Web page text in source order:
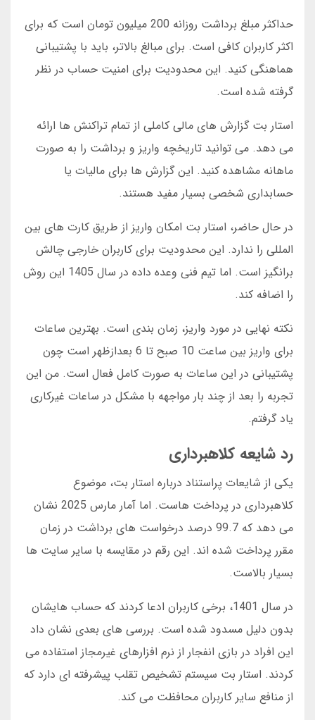
حداکثر مبلغ برداشت روزانه 200 میلیون تومان است که برای
اکثر کاربران کافی است. برای مبالغ بالاتر، باید با پشتیبانی
هماهنگی کنید. این محدودیت برای امنیت حساب در نظر
گرفته شده است.
استار بت گزارش های مالی کاملی از تمام تراکنش ها ارائه
می دهد. می توانید تاریخچه واریز و برداشت را به صورت
ماهانه مشاهده کنید. این گزارش ها برای مالیات یا
حسابداری شخصی بسیار مفید هستند.
در حال حاضر، استار بت امکان واریز از طریق کارت های بین
المللی را ندارد. این محدودیت برای کاربران خارجی چالش
برانگیز است. اما تیم فنی وعده داده در سال 1405 این روش
را اضافه کند.
نکته نهایی در مورد واریز، زمان بندی است. بهترین ساعات
برای واریز بین ساعت 10 صبح تا 6 بعدازظهر است چون
پشتیبانی در این ساعات به صورت کامل فعال است. من این
تجربه را بعد از چند بار مواجهه با مشکل در ساعات غیرکاری
یاد گرفتم.
رد شایعه کلاهبرداری
یکی از شایعات پراستناد درباره استار بت، موضوع
کلاهبرداری در پرداخت هاست. اما آمار مارس 2025 نشان
می دهد که 99.7 درصد درخواست های برداشت در زمان
مقرر پرداخت شده اند. این رقم در مقایسه با سایر سایت ها
بسیار بالاست.
در سال 1401، برخی کاربران ادعا کردند که حساب هایشان
بدون دلیل مسدود شده است. بررسی های بعدی نشان داد
این افراد در بازی انفجار از نرم افزارهای غیرمجاز استفاده می
کردند. استار بت سیستم تشخیص تقلب پیشرفته ای دارد که
از منافع سایر کاربران محافظت می کند.